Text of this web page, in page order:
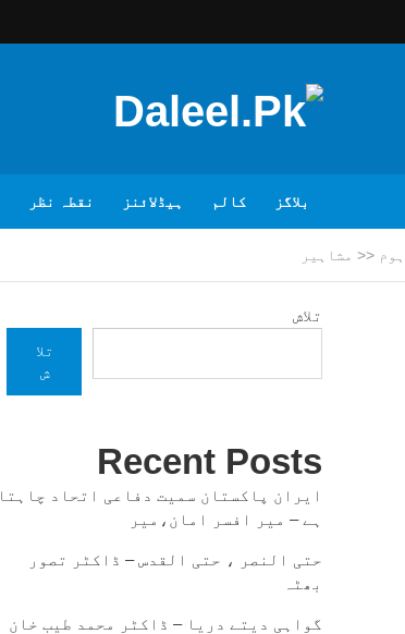
بلاگز کالم ہیڈلائنز نقطہ نظر
ہوم << مشاہیر
تلاش
تلا
ش
Recent Posts
ایران پاکستان سمیت دفاعی اتحاد چاہتا
ہے – میر افسر امان،میر
حتی النصر ، حتی القدس – ڈاکٹر تصور
بھٹہ
گواہی دیتے دریا – ڈاکٹر محمد طیب خان